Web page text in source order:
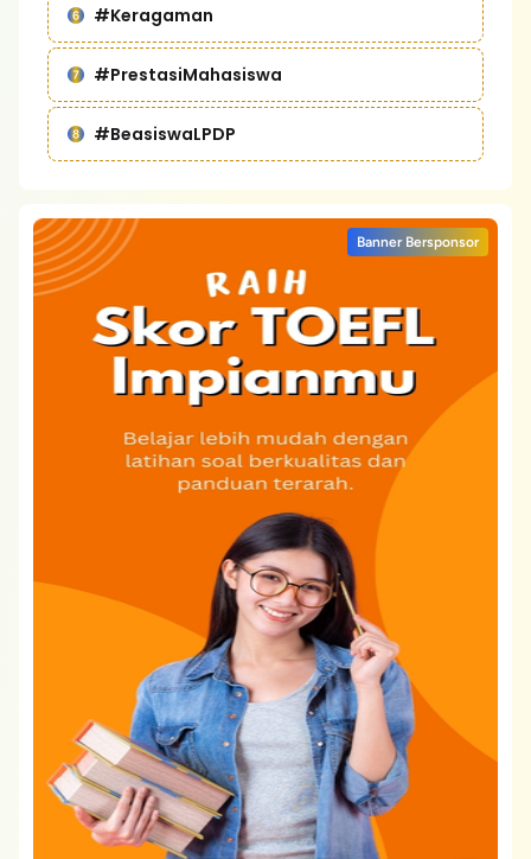
#Keragaman
#PrestasiMahasiswa
#BeasiswaLPDP
Banner Bersponsor